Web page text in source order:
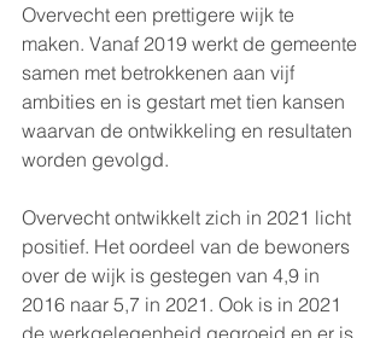
Overvecht een prettigere wijk te
maken. Vanaf 2019 werkt de gemeente
samen met betrokkenen aan vijf
ambities en is gestart met tien kansen
waarvan de ontwikkeling en resultaten
worden gevolgd.
Overvecht ontwikkelt zich in 2021 licht
positief. Het oordeel van de bewoners
over de wijk is gestegen van 4,9 in
2016 naar 5,7 in 2021. Ook is in 2021
de werkgelegenheid gegroeid en er is